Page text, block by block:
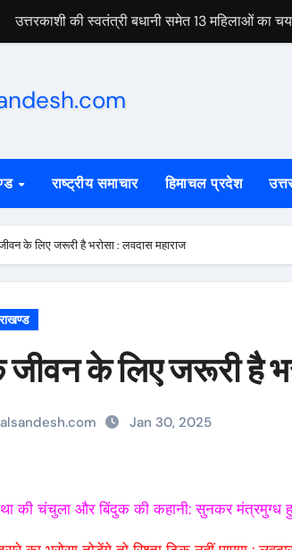
उत्तरकाशी की स्वतंत्री बधानी समेत 13 महिलाओं का
राष्ट्रीय समाचार हिमाचल प्रदेश
के लिए जरूरी है भरोसा : लवदास महाराज
जीवन के लिए जरूरी है
Jan 30, 2025
कथा की चंचुला और बिंदुक की कहानी: सुनकर मंत्रमुग्ध